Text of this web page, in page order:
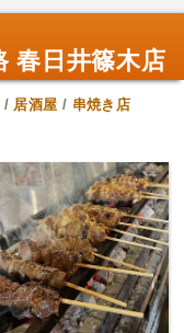
春日井篠木店
/ 居酒屋 / 串焼き店